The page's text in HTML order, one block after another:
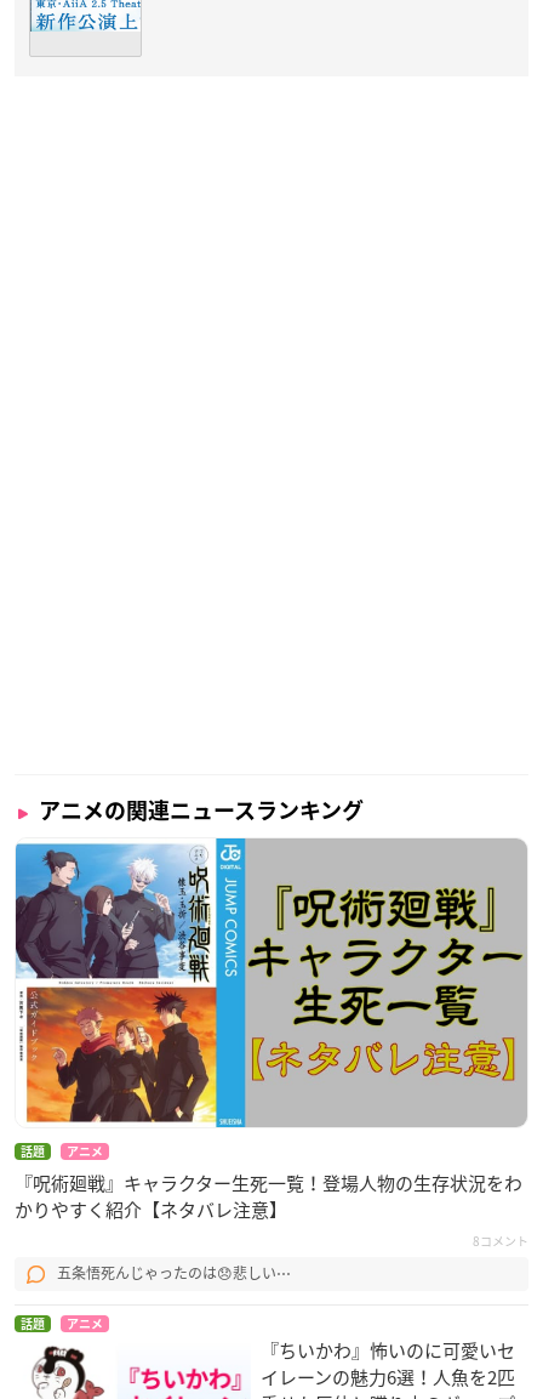
アニメの関連ニュースランキング
話題 アニメ
『呪術廻戦』キャラクター生死一覧！登場人物の生存状況をわ
かりやすく紹介【ネタバレ注意】
8コメント
五条悟死んじゃったのは😞悲しい⋯
話題 アニメ
『ちいかわ』怖いのに可愛いセ
イレーンの魅力6選！人魚を2匹